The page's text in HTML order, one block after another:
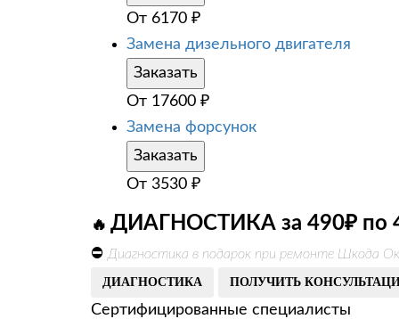
От 6170 ₽
Замена дизельного двигателя
Заказать
От 17600 ₽
Замена форсунок
Заказать
От 3530 ₽
🔥 ДИАГНОСТИКА за 490₽ по
⛔ Диагностика в подарок при ремонте Шкода
ДИАГНОСТИКА ПОЛУЧИТЬ
Сертифицированные специалисты